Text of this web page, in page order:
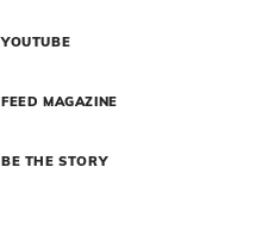
YOUTUBE
FEED MAGAZINE
BE THE STORY